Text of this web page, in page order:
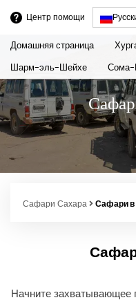
Центр помощи
Домашняя страница
Шарм-эль-Шейхе
Сома-
Сафари Сахара Сафари в
Начните захватывающее